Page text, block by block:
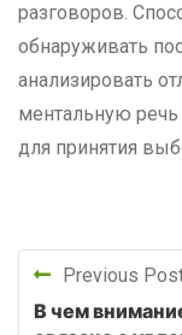
разговоров.
обнаруживать
анализировать
ментальную
для принятия
Previous
В чем